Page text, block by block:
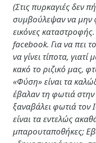
(Στις πυρκαγιές δεν
συμβούλεψαν να μην
εικόνες
facebook. Για να πει
να γίνει τίποτα,
κακό το ριζικό μας,
«Φύση» είναι τα
έβαλαν τη φωτιά στην
ξαναβάλει φωτιά τον
είναι τα εντελώς
μπαρουταποθήκες;